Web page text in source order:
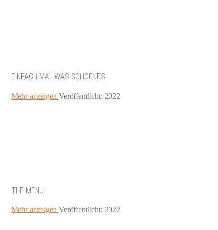
EINFACH MAL WAS SCHOENES
Mehr anzeigen Veröffentlicht: 2022
THE MENU
Mehr anzeigen Veröffentlicht: 2022